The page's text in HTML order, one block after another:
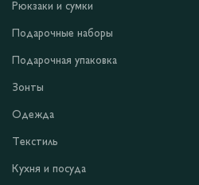
Рюкзаки и сумки
Подарочные наборы
Подарочная упаковка
Зонты
Одежда
Текстиль
Кухня и посуда